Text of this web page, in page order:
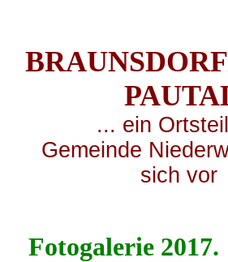
PA
... ein
Gemeinde
sich vor
Fotogalerie 2017.